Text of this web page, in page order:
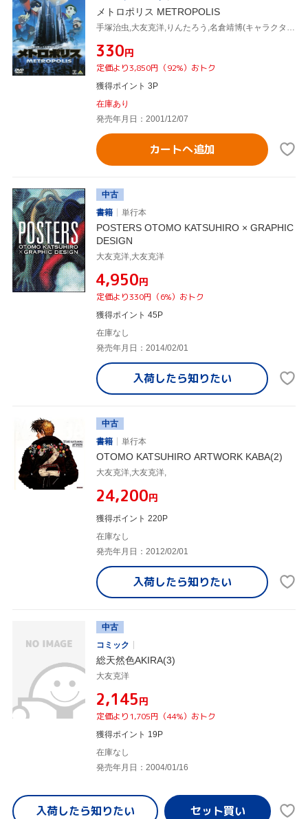
メトロポリス METROPOLIS
¥330円
定価より3,850円（92%）おトク
獲得ポイント 3P
在庫あり
発売年月日：2001/12/07
カートへ追加
中古
書籍
単行本
POSTERS OTOMO KATSUHIRO × GRAPHIC
DESIGN
大友克洋,大友克洋
¥4,950円
定価より330円（6%）おトク
獲得ポイント 45P
在庫なし
発売年月日：2014/02/01
入荷したら知りたい
中古
書籍
単行本
OTOMO KATSUHIRO ARTWORK KABA(2)
大友克洋,大友克洋,
¥24,200円
獲得ポイント 220P
在庫なし
発売年月日：2012/02/01
入荷したら知りたい
中古
コミック
総天然色AKIRA(3)
大友克洋
¥2,145円
定価より1,705円（44%）おトク
獲得ポイント 19P
在庫なし
発売年月日：2004/01/16
入荷したら知りたい